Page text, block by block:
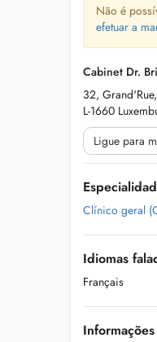
Não é
efetuar a
Cabinet Dr.
32, Grand'Rue,
L-1660
Ligue para
Clínico geral
Idiomas
Français